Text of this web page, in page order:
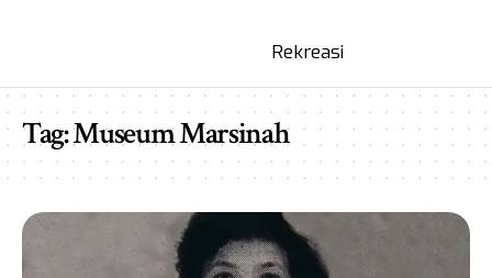
Rekreasi
Tag:Museum Marsinah